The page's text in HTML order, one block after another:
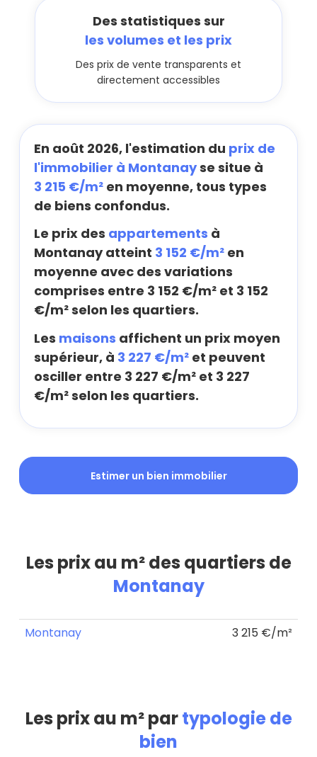
Des statistiques sur
les volumes et les prix
Des prix de vente transparents et
directement accessibles
En août 2026, l'estimation du prix de
l'immobilier à Montanayse situe à
3 215 €/m² en moyenne, tous types
de biens confondus.
Le prix des appartements à
Montanay atteint 3 152 €/m² en
moyenne avec des variations
comprises entre 3 152 €/m² et 3 152
€/m² selon les quartiers.
Les maisons affichent un prix moyen
supérieur, à 3 227 €/m² et peuvent
osciller entre 3 227 €/m² et 3 227
€/m² selon les quartiers.
Estimer un bien immobilier
Les prix au m² des quartiers de
Montanay
Montanay 3 215 €/m²
Les prix au m² partypologie de
bien